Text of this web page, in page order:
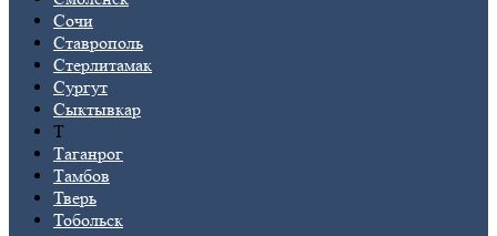
Сочи
Ставрополь
Стерлитамак
Сургут
Сыктывкар
Т
Таганрог
Тамбов
Тверь
Тобольск